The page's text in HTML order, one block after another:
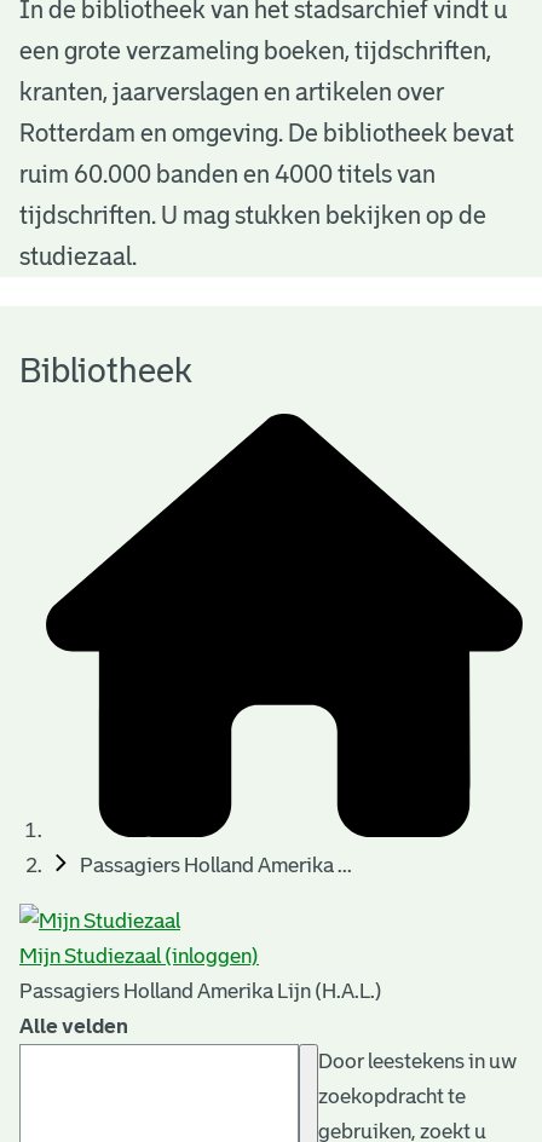
B
b
o
h
In de bibliotheek van het stadsarchief vindt u
een grote verzameling boeken, tijdschriften,
kranten, jaarverslagen en artikelen over
Rotterdam en omgeving. De bibliotheek bevat
ruim 60.000 banden en 4000 titels van
tijdschriften. U mag stukken bekijken op de
studiezaal.
Bibliotheek
Passagiers Holland Amerika ...
Mijn Studiezaal (inloggen)
Passagiers Holland Amerika Lijn (H.A.L.)
Alle velden
Door leestekens in uw
zoekopdracht te
gebruiken, zoekt u